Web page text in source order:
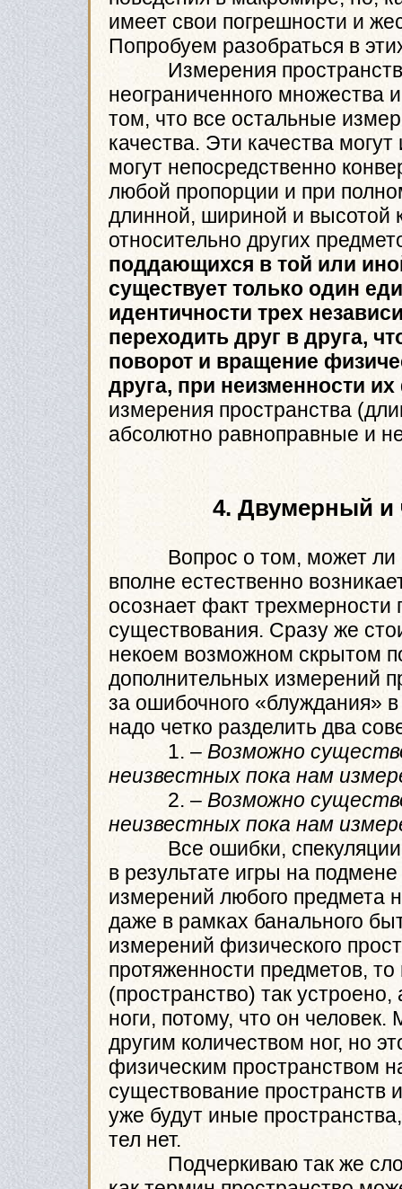
имеет свои погрешности и
Попробуем разобраться в
Измерения пространства
неограниченного множества
том, что все остальные
качества. Эти качества
могут непосредственно
любой пропорции и при
длинной, шириной и высотой
относительно других
поддающихся в той или
существует только один
идентичности трех
переходить друг в друга,
поворот и вращение
друга, при неизменности
измерения пространства
абсолютно равноправные и
4. Двумерный
Вопрос о том, может ли
вполне естественно
осознает факт трехмерности
существования. Сразу же
некоем возможном скрытом
дополнительных измерений
за ошибочного «блуждания»
надо четко разделить два
1. – Возможно
неизвестных пока нам
2. – Возможно
неизвестных пока нам
Все ошибки, спекуляции
в результате игры на
измерений любого предмета
даже в рамках банального
измерений физического
протяженности предметов,
(пространство) так устроено,
ноги, потому, что он
другим количеством ног, но
физическим пространством
существование пространств
уже будут иные
тел нет.
Подчеркиваю так же